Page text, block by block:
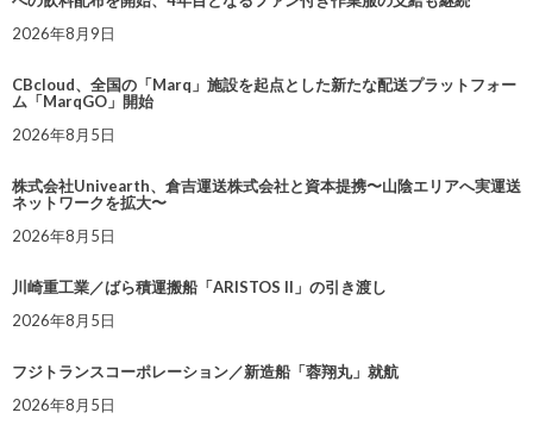
2026年8月9日
CBcloud、全国の「Marq」施設を起点とした新たな配送プラットフォー
ム「MarqGO」開始
2026年8月5日
株式会社Univearth、倉吉運送株式会社と資本提携〜山陰エリアへ実運送
ネットワークを拡大〜
2026年8月5日
川崎重工業／ばら積運搬船「ARISTOS II」の引き渡し
2026年8月5日
フジトランスコーポレーション／新造船「蓉翔丸」就航
2026年8月5日